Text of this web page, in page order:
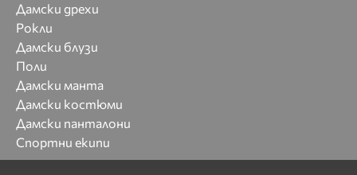
Дамски дрехи
Рокли
Дамски блузи
Поли
Дамски манта
Дамски костюми
Дамски панталони
Спортни екипи